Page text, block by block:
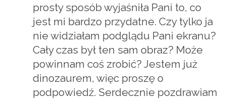
prosty sposób wyjaśniła Pani to, co
jest mi bardzo przydatne. Czy tylko ja
nie widziałam podglądu Pani ekranu?
Cały czas był ten sam obraz? Może
powinnam coś zrobić? Jestem już
dinozaurem, więc proszę o
podpowiedź. Serdecznie pozdrawiam